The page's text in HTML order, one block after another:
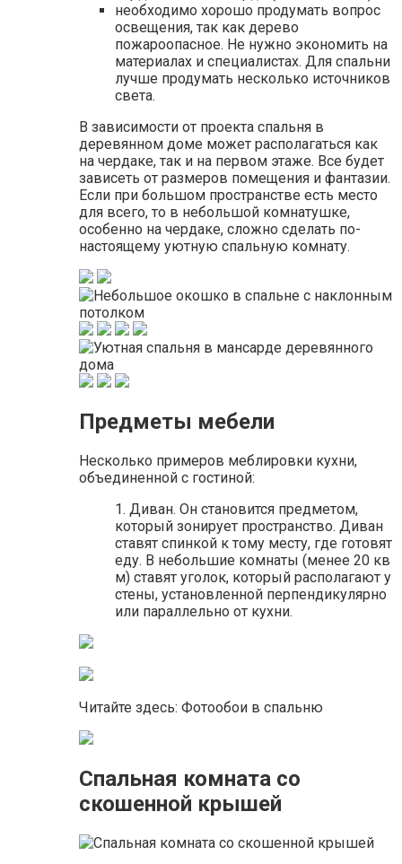
необходимо хорошо продумать вопрос
освещения, так как дерево
пожароопасное. Не нужно экономить на
материалах и специалистах. Для спальни
лучше продумать несколько источников
света.
В зависимости от проекта спальня в
деревянном доме может располагаться как
на чердаке, так и на первом этаже. Все будет
зависеть от размеров помещения и фантазии.
Если при большом пространстве есть место
для всего, то в небольшой комнатушке,
особенно на чердаке, сложно сделать по-
настоящему уютную спальную комнату.
Предметы мебели
Несколько примеров меблировки кухни,
объединенной с гостиной:
1. Диван. Он становится предметом,
который зонирует пространство. Диван
ставят спинкой к тому месту, где готовят
еду. В небольшие комнаты (менее 20 кв
м) ставят уголок, который располагают у
стены, установленной перпендикулярно
или параллельно от кухни.
Читайте здесь: Фотообои в спальню
Спальная комната со
скошенной крышей